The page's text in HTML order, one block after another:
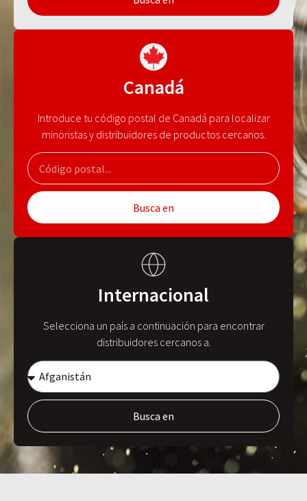
Canadá
Introduce tu código postal de Canadá para localizar
minoristas y distribuidores de productos cercanos.
Busca en
Internacional
Selecciona un país a continuación para encontrar
distribuidores cercanos a.
Busca en